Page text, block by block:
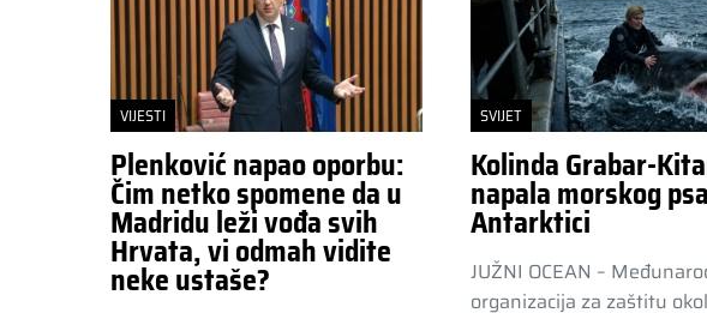
VIJESTI
Plenković napao oporbu:
Čim netko spomene da u
Madridu leži vođa svih
Hrvata, vi odmah vidite
neke ustaše?
SVIJET
Kolinda Grabar-
napala morskog
Antarktici
JUŽNI OCEAN –
organizacija za zaštitu